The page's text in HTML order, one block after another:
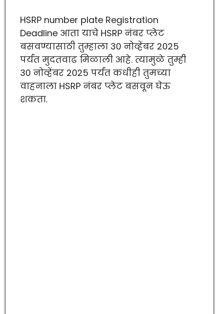
HSRP number plate Registration
Deadline आता याचे HSRP नंबर प्लेट
बसवण्यासाठी तुम्हाला 30 नोव्हेंबर 2025
पर्यंत मुदतवाढ मिळाली आहे. त्यामुळे तुम्ही
30 नोव्हेंबर 2025 पर्यंत कधीही तुमच्या
वाहनाला HSRP नंबर प्लेट बसवून घेऊ
शकता.